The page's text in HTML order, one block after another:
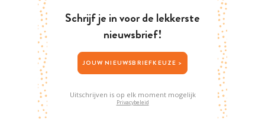
Schrijf je in voor de lekkerste
nieuwsbrief!
JOUW NIEUWSBRIEFKEUZE >
Uitschrijven is op elk moment mogelijk
Privacybeleid